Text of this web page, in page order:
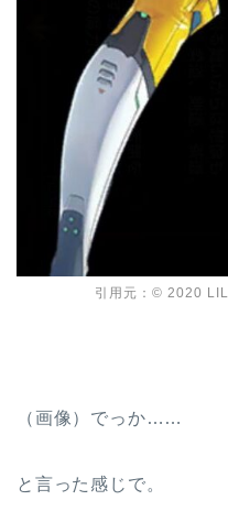
引用元：© 2020
（画像）でっか……
と言った感じで。